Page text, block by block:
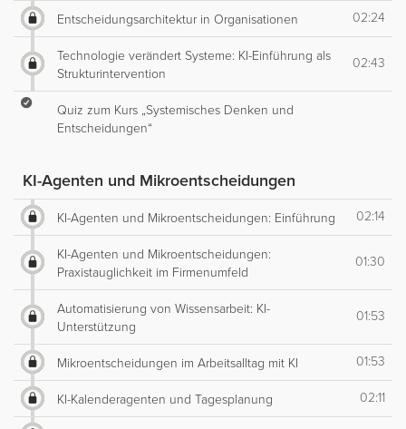
Entscheidungsarchitektur in Organisationen 02:24
Technologie verändert Systeme: KI-Einführung als
Strukturintervention
02:43
Quiz zum Kurs „Systemisches Denken und
Entscheidungen“
KI-Agenten und Mikroentscheidungen
KI-Agenten und Mikroentscheidungen: Einführung 02:14
KI-Agenten und Mikroentscheidungen:
Praxistauglichkeit im Firmenumfeld
01:30
Automatisierung von Wissensarbeit: KI-
Unterstützung
01:53
Mikroentscheidungen im Arbeitsalltag mit KI 01:53
KI-Kalenderagenten und Tagesplanung 02:11